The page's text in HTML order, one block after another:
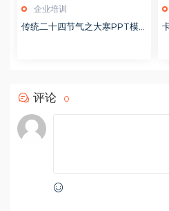
企业培训
传统二十四节气之大寒PPT模
评论 0